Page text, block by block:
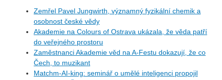
Zemřel Pavel Jungwirth, významný fyzikální chemik a
osobnost české vědy
Akademie na Colours of Ostrava ukázala, že věda patří
do veřejného prostoru
Zaměstnanci Akademie věd na A-Festu dokazují, že co
Čech, to muzikant
Matchm-AI-king: seminář o umělé inteligenci propojil